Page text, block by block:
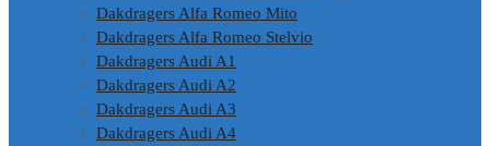
Dakdragers Alfa Romeo Mito
Dakdragers Alfa Romeo Stelvio
Dakdragers Audi A1
Dakdragers Audi A2
Dakdragers Audi A3
Dakdragers Audi A4